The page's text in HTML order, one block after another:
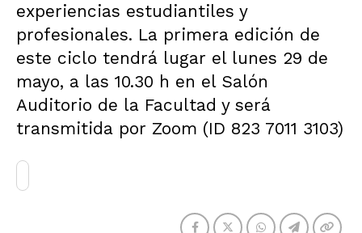
experiencias estudiantiles y
profesionales. La primera edición de
este ciclo tendrá lugar el lunes 29 de
mayo, a las 10.30 h en el Salón
Auditorio de la Facultad y será
transmitida por Zoom (ID 823 7011 3103)